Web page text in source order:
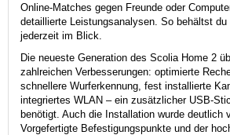
Online-Matches gegen Freunde oder
detaillierte Leistungsanalysen. So behältst
jederzeit im Blick.
Die neueste Generation des Scolia Home 2
zahlreichen Verbesserungen: optimierte
schnellere Wurferkennung, fest installierte
integriertes WLAN – ein zusätzlicher USB-
benötigt. Auch die Installation wurde deutlich
Vorgefertigte Befestigungspunkte und der